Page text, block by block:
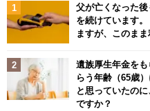
父が亡くなった
を続けています
ますが、このま
遺族厚生年金を
らう年齢（65歳
と思っていたの
ですか？